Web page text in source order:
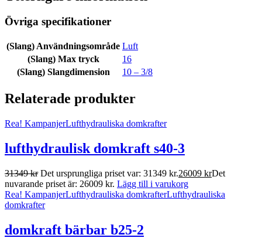
Övriga specifikationer
(Slang) Användningsområde Luft
(Slang) Max tryck
16
(Slang) Slangdimension
10 – 3/8
Relaterade produkter
Rea! KampanjerLufthydrauliska domkrafter
lufthydraulisk domkraft s40-3
31349kr Det ursprungliga priset var: 31349 kr.26009 krDet
nuvarande priset är: 26009 kr. Lägg till i varukorg
Rea! KampanjerLufthydrauliska domkrafterLufthydrauliska
domkrafter
domkraft bärbar b25-2